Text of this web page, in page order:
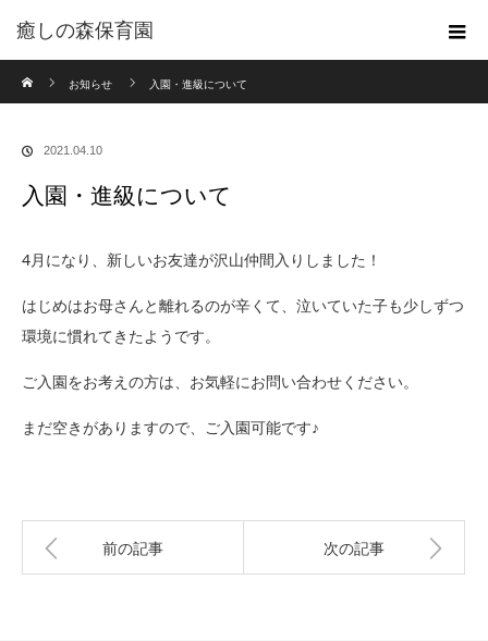
癒しの森保育園
お知らせ
入園・進級について
2021.04.10
入園・進級について
4月になり、新しいお友達が沢山仲間入りしました！
はじめはお母さんと離れるのが辛くて、泣いていた子も少しずつ
環境に慣れてきたようです。
ご入園をお考えの方は、お気軽にお問い合わせください。
まだ空きがありますので、ご入園可能です♪
前の記事 次の記事